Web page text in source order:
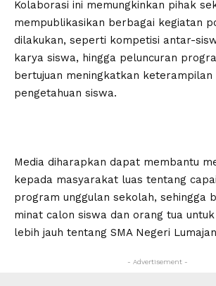
Kolaborasi ini memungkinkan pihak
mempublikasikan berbagai kegiatan
dilakukan, seperti kompetisi antar-
karya siswa, hingga peluncuran
bertujuan meningkatkan keterampilan
pengetahuan siswa.
Media diharapkan dapat membantu
kepada masyarakat luas tentang
program unggulan sekolah, sehingga
minat calon siswa dan orang tua
lebih jauh tentang SMA Negeri
- Advertisement -